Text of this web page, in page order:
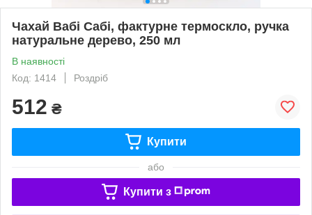
Чахай Вабі Сабі, фактурне термоскло, ручка
натуральне дерево, 250 мл
В наявності
Код: 1414
Роздріб
512 ₴
Купити
або
Купити з